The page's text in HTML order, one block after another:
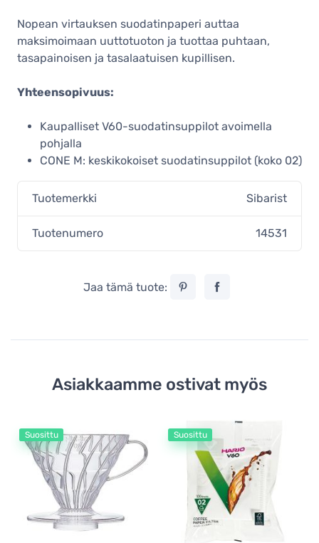
Nopean virtauksen suodatinpaperi auttaa
maksimoimaan uuttotuoton ja tuottaa puhtaan,
tasapainoisen ja tasalaatuisen kupillisen.
Yhteensopivuus:
Kaupalliset V60-suodatinsuppilot avoimella
pohjalla
CONE M: keskikokoiset suodatinsuppilot (koko 02)
Tuotemerkki Sibarist
Tuotenumero 14531
Jaa tämä tuote:
Asiakkaamme ostivat myös
Suosittu Suosittu